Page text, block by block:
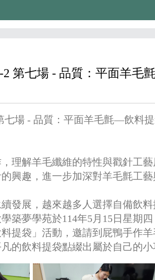
2 第七場 - 品質：平面羊毛
七場 - 品質：平面羊毛氈—飲料
理解羊毛纖維的特性與戳針工
興趣，進一步加深對羊毛氈工藝
發展，越來越多人選擇自備飲
築夢學苑於114年5月15日星期
提袋」活動，邀請到屁鴨手作
的飲料提袋點綴出屬於自己的小